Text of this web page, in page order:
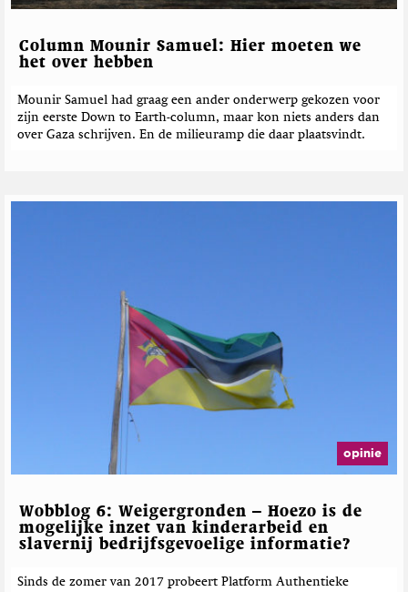
Column Mounir Samuel: Hier moeten we
het over hebben
Mounir Samuel had graag een ander onderwerp gekozen voor
zijn eerste Down to Earth-column, maar kon niets anders dan
over Gaza schrijven. En de milieuramp die daar plaatsvindt.
opinie
Wobblog 6: Weigergronden – Hoezo is de
mogelijke inzet van kinderarbeid en
slavernij bedrijfsgevoelige informatie?
Sinds de zomer van 2017 probeert Platform Authentieke